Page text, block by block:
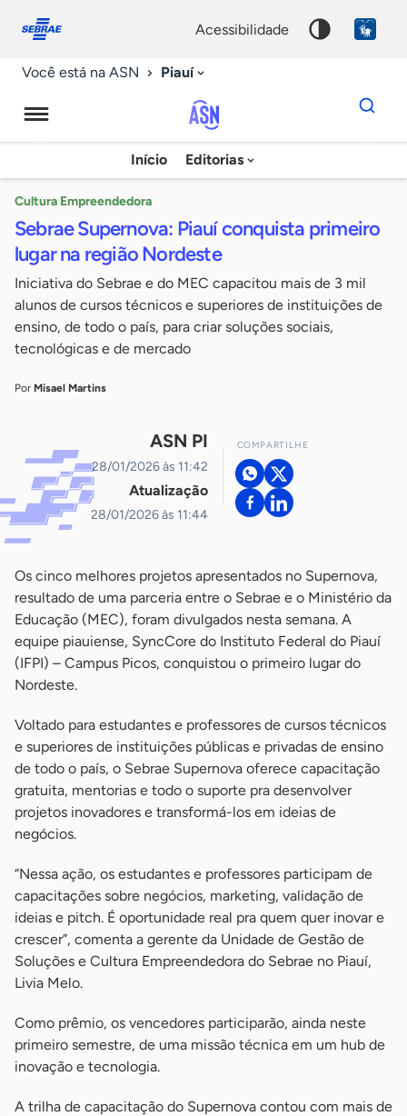
conosco
acessibilidade
Você está na ASN Piauí
Agência
Sebrae
Notícias
Início Editorias
Dados
para
chave
Cultura Empreendedora
Sebrae Supernova: Piauí conquista primeiro
lugar na região Nordeste
Iniciativa do Sebrae e do MEC capacitou mais de 3 mil
alunos de cursos técnicos e superiores de instituições de
ensino, de todo o país, para criar soluções sociais,
tecnológicas e de mercado
Por Misael Martins
ASN PI
28/01/2026 às 11:42
Atualização
28/01/2026 às 11:44
COMPARTILHE
Os cinco melhores projetos apresentados no Supernova,
resultado de uma parceria entre o Sebrae e o Ministério da
Educação (MEC), foram divulgados nesta semana. A
equipe piauiense, SyncCore do Instituto Federal do Piauí
(IFPI) – Campus Picos, conquistou o primeiro lugar do
Nordeste.
Voltado para estudantes e professores de cursos técnicos
e superiores de instituições públicas e privadas de ensino
de todo o país, o Sebrae Supernova oferece capacitação
gratuita, mentorias e todo o suporte pra desenvolver
projetos inovadores e transformá-los em ideias de
negócios.
“Nessa ação, os estudantes e professores participam de
capacitações sobre negócios, marketing, validação de
ideias e pitch. É oportunidade real pra quem quer inovar e
crescer”, comenta a gerente da Unidade de Gestão de
Soluções e Cultura Empreendedora do Sebrae no Piauí,
Livia Melo.
Como prêmio, os vencedores participarão, ainda neste
primeiro semestre, de uma missão técnica em um hub de
inovação e tecnologia.
A trilha de capacitação do Supernova contou com mais de